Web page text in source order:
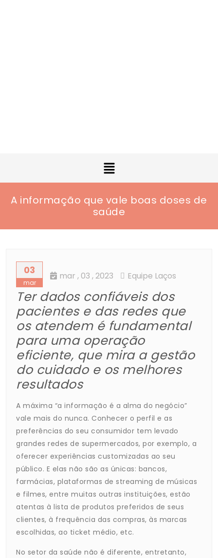
A informação que vale boas doses de
saúde
03
mar
mar , 03 ,2023 Equipe Laços
Ter dados confiáveis dos
pacientes e das redes que
os atendem é fundamental
para uma operação
eficiente, que mira a gestão
do cuidado e os melhores
resultados
A máxima “a informação é a alma do negócio”
vale mais do nunca. Conhecer o perfil e as
preferências do seu consumidor tem levado
grandes redes de supermercados, por exemplo, a
oferecer experiências customizadas ao seu
público. E elas não são as únicas: bancos,
farmácias, plataformas de streaming de músicas
e filmes, entre muitas outras instituições, estão
atentas à lista de produtos preferidos de seus
clientes, à frequência das compras, às marcas
escolhidas, ao ticket médio, etc.
No setor da saúde não é diferente, entretanto,